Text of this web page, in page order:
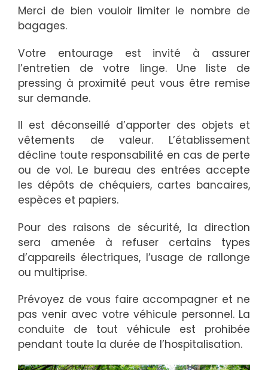
Merci de bien vouloir limiter le nombre de
bagages.
Votre entourage est invité à assurer
l’entretien de votre linge. Une liste de
pressing à proximité peut vous être remise
sur demande.
Il est déconseillé d’apporter des objets et
vêtements de valeur. L’établissement
décline toute responsabilité en cas de perte
ou de vol. Le bureau des entrées accepte
les dépôts de chéquiers, cartes bancaires,
espèces et papiers.
Pour des raisons de sécurité, la direction
sera amenée à refuser certains types
d’appareils électriques, l’usage de rallonge
ou multiprise.
Prévoyez de vous faire accompagner et ne
pas venir avec votre véhicule personnel. La
conduite de tout véhicule est prohibée
pendant toute la durée de l’hospitalisation.